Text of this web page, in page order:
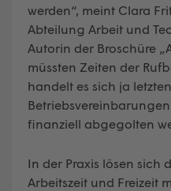
werden“, meint Clara
Abteilung Arbeit und
Autorin der Broschüre
müssten Zeiten der
handelt es sich ja
finanziell abgegolten
In der Praxis lösen sich
Arbeitszeit und Freizeit